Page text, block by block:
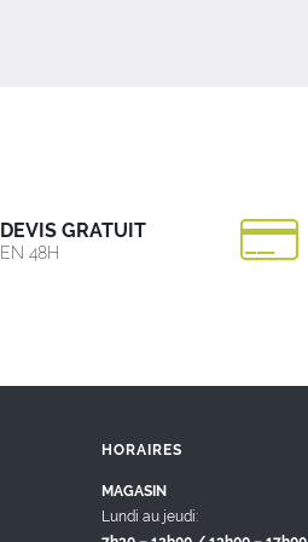
DEVIS GRATUIT
EN 48H
HORAIRES
MAGASIN
Lundi au jeudi: